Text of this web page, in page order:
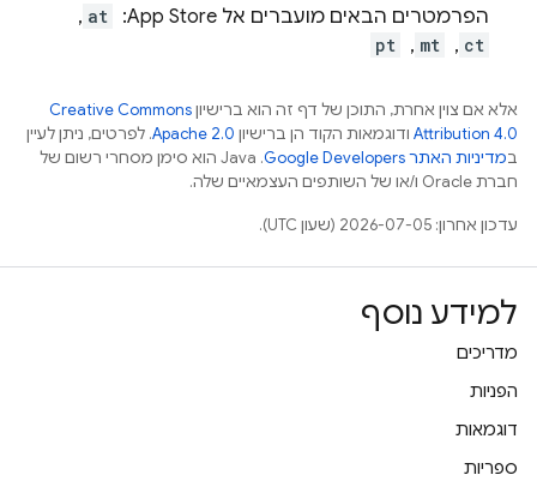
הפרמטרים הבאים מועברים אל App Store: ‏
at
, ‏
ct
, ‏
mt
, ‏
pt
אלא אם צוין אחרת, התוכן של דף זה הוא ברישיוןCreative Commons
Attribution 4.0 ודוגמאות הקוד הן ברישיון Apache 2.0. לפרטים, ניתן לעיין
במדיניות האתר Google Developers‏
.‏ Java הוא סימן מסחרי רשום של
חברת Oracle ו/או של השותפים העצמאיים שלה.
עדכון אחרון: 2026-07-05 (שעון UTC).
למידע נוסף
מדריכים
הפניות
דוגמאות
ספריות